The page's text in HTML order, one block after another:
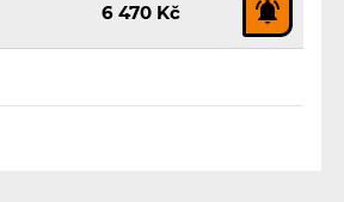
6 470 Kč